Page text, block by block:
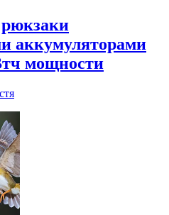
аккумуляторами
мощности